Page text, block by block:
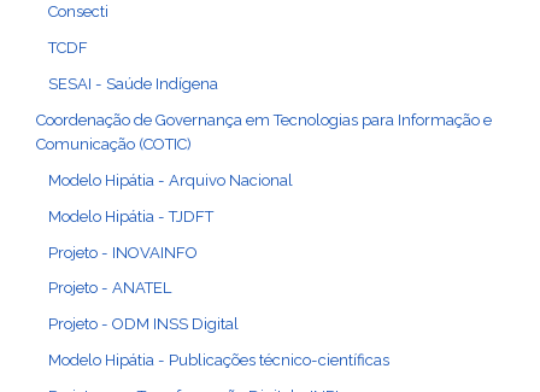
Consecti
TCDF
SESAI - Saúde Indígena
Coordenação de Governança em Tecnologias para Informação e
Comunicação (COTIC)
Modelo Hipátia - Arquivo Nacional
Modelo Hipátia - TJDFT
Projeto - INOVAINFO
Projeto - ANATEL
Projeto - ODM INSS Digital
Modelo Hipátia - Publicações técnico-científicas